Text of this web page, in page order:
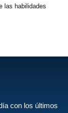
las habilidades
con los últimos